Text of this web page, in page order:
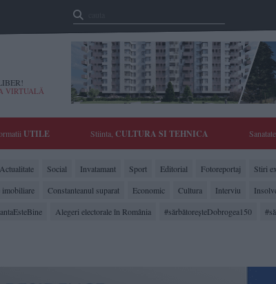
VIRTUALĂ
UTILE Stiinta, CULTURA SI TEHNICA Sanatate
Actualitate Social Invatamant Sport Editorial Fotoreportaj Stiri
imobiliare Constanteanul suparat Economic Cultura Interviu
Alegeri electorale în România #sărbătoreşteDobrogea150